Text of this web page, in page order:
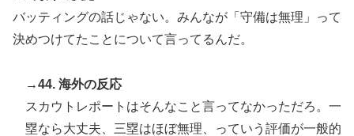
バッティングの話じゃない。みんなが「守備は無理」って
決めつけてたことについて言ってるんだ。
→44. 海外の反応
スカウトレポートはそんなこと言ってなかっただろ。一
塁なら大丈夫、三塁はほぼ無理、っていう評価が一般的